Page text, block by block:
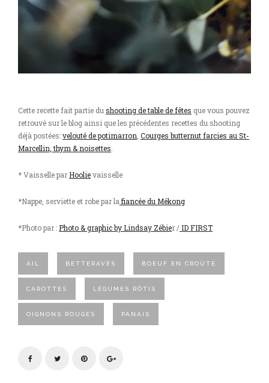
Cette recette fait partie dushooting de table de fêtes que vous pouvez
retrouvé sur le blog ainsi que les précédentes recettes du shooting
déjà postées:velouté de potimarron, Courges butternut farcies au St-
Marcellin, thym & noisettes.
* Vaisselle parHoolievaisselle
*Nappe, serviette et robe par lafiancée du Mékong
*Photo par :Photo & graphic by Lindsay Zébier /ID FIRST
AIL BETTERAVES BOEUF EN CROÛTE
CAROTTES LÉGUMES RÔTIS
OIGNONS ROUGES PANAIS